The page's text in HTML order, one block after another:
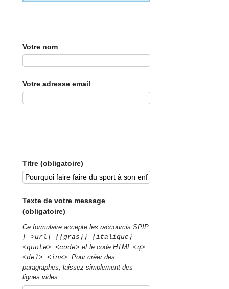
Votre nom
Votre adresse email
Titre (obligatoire)
Texte de votre message
(obligatoire)
Ce formulaire accepte les raccourcis SPIP
[->url] {{gras}} {italique}
<quote> <code> et le code HTML<q>
<del> <ins>. Pour créer des
paragraphes, laissez simplement des
lignes vides.